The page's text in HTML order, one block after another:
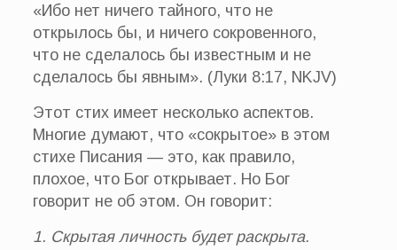
«Ибо нет ничего тайного, что не
открылось бы, и ничего сокровенного,
что не сделалось бы известным и не
сделалось бы явным». (Луки 8:17, NKJV)
Этот стих имеет несколько аспектов.
Многие думают, что «сокрытое» в этом
стихе Писания — это, как правило,
плохое, что Бог открывает. Но Бог
говорит не об этом. Он говорит:
1. Скрытая личность будет раскрыта.